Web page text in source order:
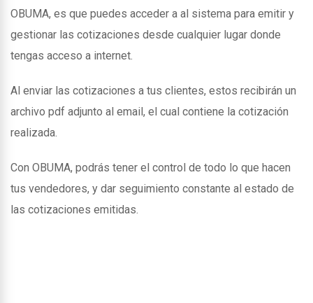
OBUMA, es que puedes acceder a al sistema para emitir y
gestionar las cotizaciones desde cualquier lugar donde
tengas acceso a internet.
Al enviar las cotizaciones a tus clientes, estos recibirán un
archivo pdf adjunto al email, el cual contiene la cotización
realizada.
Con OBUMA, podrás tener el control de todo lo que hacen
tus vendedores, y dar seguimiento constante al estado de
las cotizaciones emitidas.